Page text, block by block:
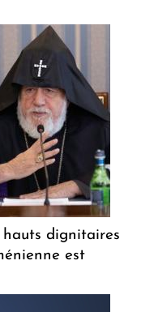
dignitaires
est